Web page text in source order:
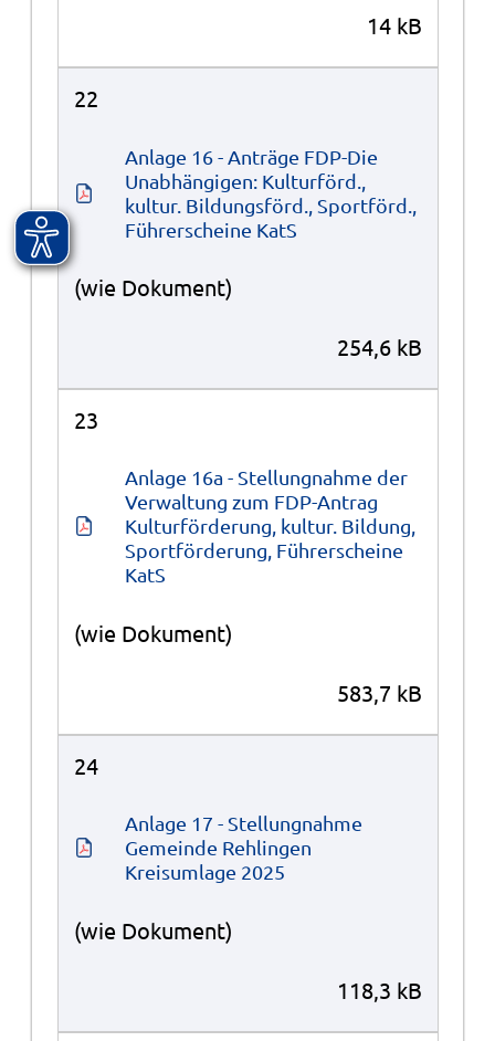
14 kB
22
Anlage 16 - Anträge FDP-Die
Unabhängigen: Kulturförd.,
kultur. Bildungsförd., Sportförd.,
Führerscheine KatS
(wie Dokument)
254,6 kB
23
Anlage 16a - Stellungnahme der
Verwaltung zum FDP-Antrag
Kulturförderung, kultur. Bildung,
Sportförderung, Führerscheine
KatS
(wie Dokument)
583,7 kB
24
Anlage 17 - Stellungnahme
Gemeinde Rehlingen
Kreisumlage 2025
(wie Dokument)
118,3 kB